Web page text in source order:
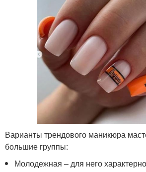
Варианты трендового маникюра
большие группы:
Молодежная – для него